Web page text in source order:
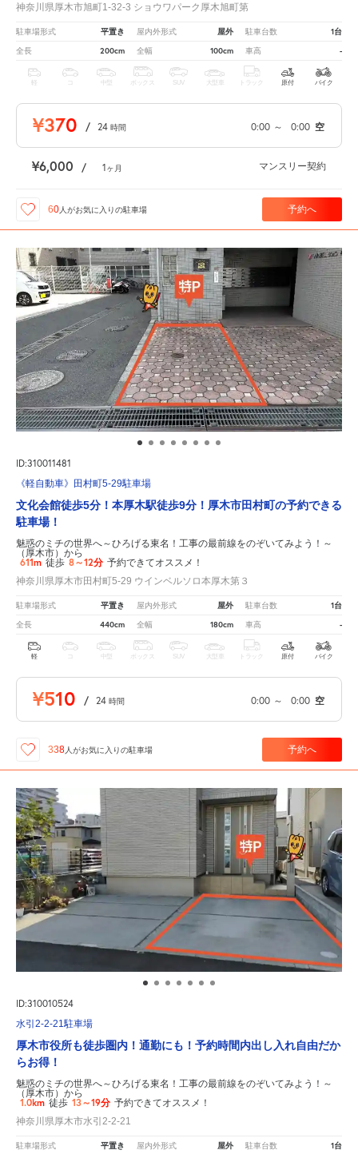
神奈川県厚木市旭町1-32-3 ショウワパーク厚木旭町第
駐車場形式 平置き 屋内外形式 屋外 駐車台数 1台
全長 200cm 全幅 100cm 車高 -
軽 中型 ボックス SUV 大型車 トラック 原付 バイク
¥370 / 24 時間 0:00 ～ 0:00 空
¥6,000 / 1ヶ月 マンスリー契約
60人がお気に入りの駐車場 予約へ
ID:310011481
《軽自動車》田村町5-29駐車場
文化会館徒歩5分！本厚木駅徒歩9分！厚木市田村町の予約できる
駐車場！
魅惑のミチの世界へ～ひろげる東名！工事の最前線をのぞいてみよう！～
（厚木市）から
611m 徒歩 8～12分 予約できてオススメ！
神奈川県厚木市田村町5-29 ウインベルソロ本厚木第３
駐車場形式 平置き 屋内外形式 屋外 駐車台数 1台
全長 440cm 全幅 180cm 車高 -
軽 中型 ボックス SUV 大型車 トラック 原付 バイク
¥510 / 24 時間 0:00 ～ 0:00 空
338人がお気に入りの駐車場 予約へ
ID:310010524
水引2-2-21駐車場
厚木市役所も徒歩圏内！通勤にも！予約時間内出し入れ自由だか
らお得！
魅惑のミチの世界へ～ひろげる東名！工事の最前線をのぞいてみよう！～
（厚木市）から
1.0km 徒歩 13～19分 予約できてオススメ！
神奈川県厚木市水引2-2-21
駐車場形式 平置き 屋内外形式 屋外 駐車台数 1台